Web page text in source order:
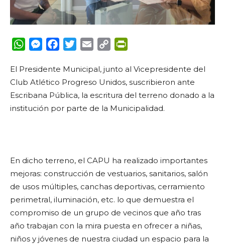
WhatsApp
Messenger
FacebookTwitterEmail Copy
El Presidente Municipal, junto al Vicepresidente del
Club Atlético Progreso Unidos, suscribieron ante
Escribana Pública, la escritura del terreno donado a la
institución por parte de la Municipalidad.
En dicho terreno, el CAPU ha realizado importantes
mejoras: construcción de vestuarios, sanitarios, salón
de usos múltiples, canchas deportivas, cerramiento
perimetral, iluminación, etc. lo que demuestra el
compromiso de un grupo de vecinos que año tras
año trabajan con la mira puesta en ofrecer a niñas,
niños y jóvenes de nuestra ciudad un espacio para la